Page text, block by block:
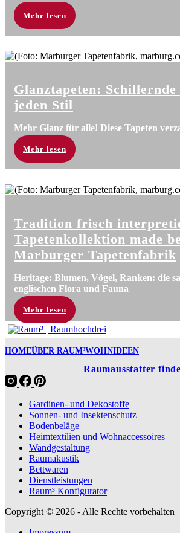
Mehr lesen
Glanz­tapeten:
jeden Stil
Mehr Glanz für alle! Diese Tapeten
Mehr lesen
Tradition frisch
Tapetenkollektion made
Marburger Tapetenfabrik
Heritage: Blumen, Vögel, Ranken: die
englischen Flora und Fauna
Mehr lesen
HOMEÜBER RAUM³WOHNIDEEN
Raumausstatter
Gardinen- und Dekostoffe
Sonnen- und Insektenschutz
Bodenbeläge
Heimtextilien und Wohnaccessoires
Wandgestaltung
Raumakustik
Bettwaren
Dienstleistungen
Raum³ Konfigurator
Copyright © 2026 - Alle Rechte vorbehalten